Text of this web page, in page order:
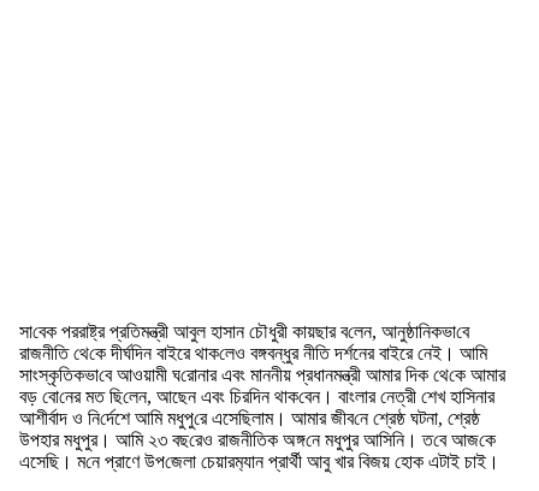
সা‌বেক পররাষ্ট্র প্রতিমন্ত্রী আবুল হাসান চৌধুরী কায়ছার ব‌লেন, আনুষ্ঠা‌নিকভা‌বে
রাজনী‌তি থে‌কে দীর্ঘদিন বাইরে থাক‌লেও বঙ্গবন্ধ‌ুর নীতি দর্শনের বাইরে নেই। আমি
সাংস্কৃতিকভা‌বে আওয়ামী ঘ‌রোনার এবং মাননীয় প্রধানমন্ত্রী আমার দিক থে‌কে আমার
বড় বো‌নের মত ছি‌লেন, আছেন এবং চির‌দিন থাক‌বেন। বাংলার নেত্রী শেখ হা‌সিনার
আশীর্বাদ ও নি‌র্দেশে আমি মধুপু‌রে এসে‌ছিলাম। আমার জীব‌নে শ্রেষ্ঠ ঘটনা, শ্রেষ্ঠ
উপহার মধুপুর। আমি ২৩ বছ‌রেও রাজনী‌তিক অঙ্গ‌নে মধুপুর আসিনি। ত‌বে আজ‌কে
এসে‌ছি। ম‌নে প্রাণে উপ‌জেলা চেয়ারম‌্যান প্রার্থী আবু খার বিজয় হোক এটাই চাই।